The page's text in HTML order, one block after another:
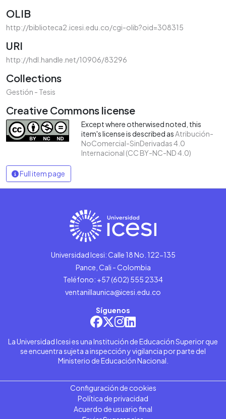
OLIB
http://biblioteca2.icesi.edu.co/cgi-olib?oid=308315
URI
http://hdl.handle.net/10906/83296
Collections
Gestión - Tesis
Creative Commons license
Except where otherwised noted, this
item's license is described asAtribución-
NoComercial-SinDerivadas 4.0
Internacional (CC BY-NC-ND 4.0)
Full item page
Universidad Icesi: Calle 18 No. 122-135
Pance, Cali - Colombia
Teléfono: +57 (602) 555 2334
ventanillaunica@icesi.edu.co
Síguenos
La Universidad Icesi es una Institución de Educación Superior que
se encuentra sujeta a inspección y vigilancia por parte del
Ministerio de Educación Nacional.
Configuración de cookies
Política de privacidad
Acuerdo de usuario final